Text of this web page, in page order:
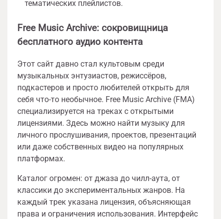
тематических плейлистов.
Free Music Archive: сокровищница
бесплатного аудио контента
Этот сайт давно стал культовым среди
музыкальных энтузиастов, режиссёров,
подкастеров и просто любителей открыть для
себя что-то необычное. Free Music Archive (FMA)
специализируется на треках с открытыми
лицензиями. Здесь можно найти музыку для
личного прослушивания, проектов, презентаций
или даже собственных видео на популярных
платформах.
Каталог огромен: от джаза до чилл-аута, от
классики до экспериментальных жанров. На
каждый трек указана лицензия, объясняющая
права и ограничения использования. Интерфейс